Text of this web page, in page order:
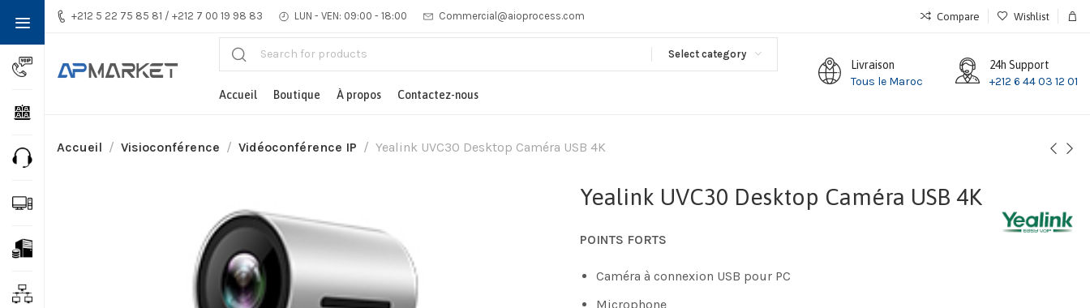
+212 5 22 75 85 81 / +212 7 00 19 98 83 LUN - VEN: 09:00 - 18:00 Commercial@aioprocess.com Compare Wishlist
Select category
Accueil Boutique À propos Contactez-nous
Livraison
Tous le Maroc
24h Support
+212 6 44 03 12 01
Accueil Visioconférence Vidéoconférence IP Yealink UVC30 Desktop Caméra USB 4K
Yealink UVC30 Desktop Caméra USB 4K
POINTS FORTS
Caméra à connexion USB pour PC
Microphone